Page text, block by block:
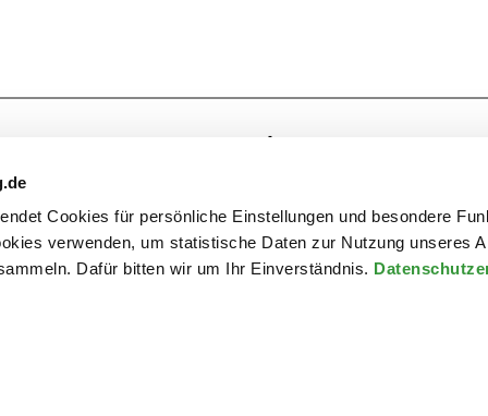
Cookies für persönliche Einstellungen und besondere
verwenden, um statistische Daten zur Nutzung unseres
Dafür bitten wir um Ihr Einverständnis.
Martin: "Haben Sie
Brecht“